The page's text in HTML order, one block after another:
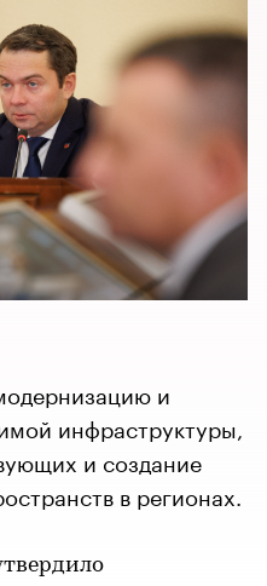
и
инфраструктуры,
и создание
в регионах.